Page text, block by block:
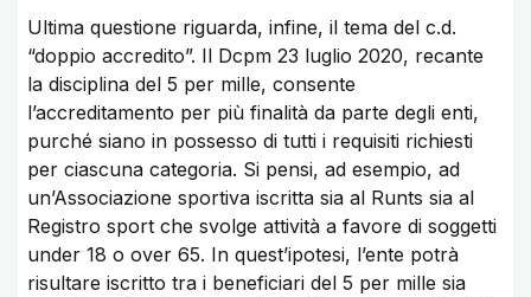
Ultima questione riguarda, infine, il tema del c.d.
“doppio accredito”. Il Dcpm 23 luglio 2020, recante
la disciplina del 5 per mille, consente
l’accreditamento per più finalità da parte degli enti,
purché siano in possesso di tutti i requisiti richiesti
per ciascuna categoria. Si pensi, ad esempio, ad
un’Associazione sportiva iscritta sia al Runts sia al
Registro sport che svolge attività a favore di soggetti
under 18 o over 65. In quest’ipotesi, l’ente potrà
risultare iscritto tra i beneficiari del 5 per mille sia